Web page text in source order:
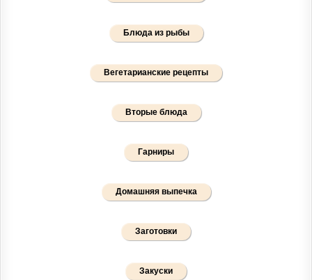
Блюда из рыбы
Вегетарианские рецепты
Вторые блюда
Гарниры
Домашняя выпечка
Заготовки
Закуски